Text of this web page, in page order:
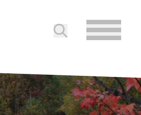
Soumettre la